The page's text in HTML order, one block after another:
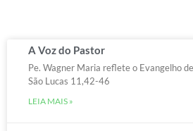
A Voz do Pastor
Pe. Wagner Maria reflete o Evangelho
São Lucas 11,42-46
LEIA MAIS »